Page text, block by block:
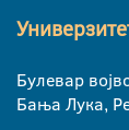
Булевар
Бања Лука,